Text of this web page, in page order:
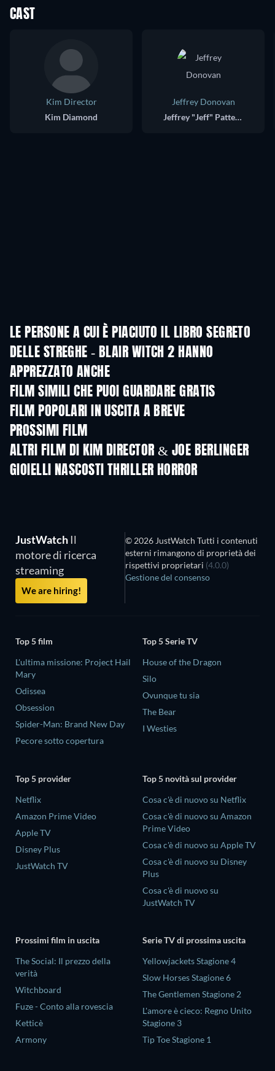
CAST
Kim Director
Kim Diamond
Jeffrey Donovan
Jeffrey "Jeff" Patterson
LE PERSONE A CUI È PIACIUTO IL LIBRO SEGRETO
DELLE STREGHE - BLAIR WITCH 2 HANNO
APPREZZATO ANCHE
FILM SIMILI CHE PUOI GUARDARE GRATIS
FILM POPOLARI IN USCITA A BREVE
PROSSIMI FILM
ALTRI FILM DI KIM DIRECTOR & JOE BERLINGER
GIOIELLI NASCOSTI THRILLER HORROR
JustWatch Il
motore di ricerca
streaming
We are hiring!
© 2026 JustWatch Tutti i contenuti
esterni rimangono di proprietà dei
rispettivi proprietari (4.0.0)
Gestione del consenso
Top 5 film
L'ultima missione: Project Hail
Mary
Odissea
Obsession
Spider-Man: Brand New Day
Pecore sotto copertura
Top 5 Serie TV
House of the Dragon
Silo
Ovunque tu sia
The Bear
I Westies
Top 5 provider
Netflix
Amazon Prime Video
Apple TV
Disney Plus
JustWatch TV
Top 5 novità sul provider
Cosa c'è di nuovo su Netflix
Cosa c'è di nuovo su Amazon
Prime Video
Cosa c'è di nuovo su Apple TV
Cosa c'è di nuovo su Disney
Plus
Cosa c'è di nuovo su
JustWatch TV
Prossimi film in uscita
The Social: Il prezzo della
verità
Witchboard
Fuze - Conto alla rovescia
Ketticè
Armony
Serie TV di prossima uscita
Yellowjackets Stagione 4
Slow Horses Stagione 6
The Gentlemen Stagione 2
L'amore è cieco: Regno Unito
Stagione 3
Tip Toe Stagione 1